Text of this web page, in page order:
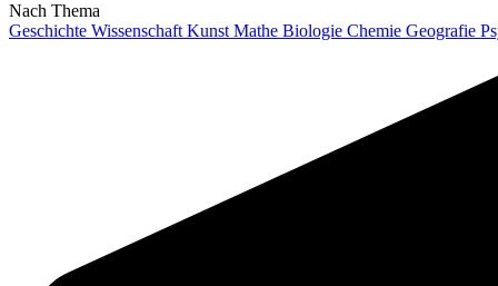
Nach Thema
Geschichte Wissenschaft Kunst Mathe Biologie Chemie Geografie